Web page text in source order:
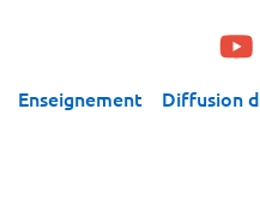
Enseignement Diffusion